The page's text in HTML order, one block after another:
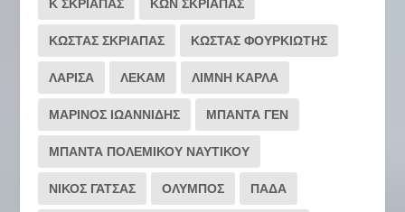
Κ ΣΚΡΙΑΠΑΣ ΚΩΝ ΣΚΡΙΑΠΑΣ
ΚΩΣΤΑΣ ΣΚΡΙΑΠΑΣ ΚΩΣΤΑΣ ΦΟΥΡΚΙΩΤΗΣ
ΛΑΡΙΣΑ ΛΕΚΑΜ ΛΙΜΝΗ ΚΑΡΛΑ
ΜΑΡΙΝΟΣ ΙΩΑΝΝΙΔΗΣ ΜΠΑΝΤΑ ΓΕΝ
ΜΠΑΝΤΑ ΠΟΛΕΜΙΚΟΥ ΝΑΥΤΙΚΟΥ
ΝΙΚΟΣ ΓΑΤΣΑΣ ΟΛΥΜΠΟΣ ΠΑΔΑ